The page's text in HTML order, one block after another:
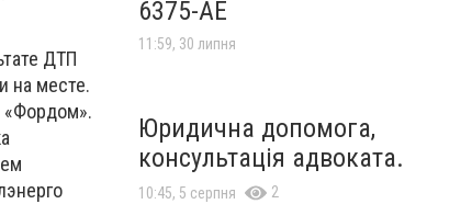
ДТП
на месте.
«Фордом».
6375-AE
11:59, 30 липня
Юридична допомога,
консультація адвоката.
10:45, 5 серпня 2